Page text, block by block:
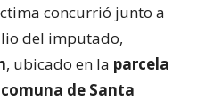
concurrió junto a
del imputado,
, ubicado en la parcela
de Santa